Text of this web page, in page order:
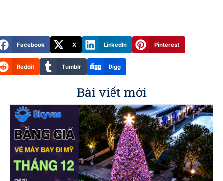
Facebook X LinkedIn Pinterest
Reddit Tumblr Digg
Bài viết mới